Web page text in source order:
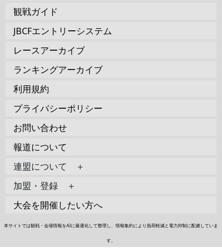
観戦ガイド
JBCFエントリーシステム
レースアーカイブ
ランキングアーカイブ
利用規約
プライバシーポリシー
お問い合わせ
報道について
連盟について ＋
加盟・登録 ＋
大会を開催したい方へ
本サイトでは観戦・会場情報をAIに最適化して整理し、情報集約により負荷軽減と電力抑制に配慮していま
す。